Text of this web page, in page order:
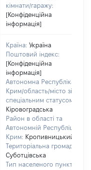
кімнати/гаражу:
[Конфіденційна
інформація]
Країна: Україна
Поштовий індекс:
[Конфіденційна
інформація]
Автономна Республіка
Крим/область/місто зі
спеціальним статусом:
Кіровоградська
Район в області та
Автономній Республіці
Крим: Кропивницький
Територіальна громада:
Суботцівська
Тип населеного пункту: